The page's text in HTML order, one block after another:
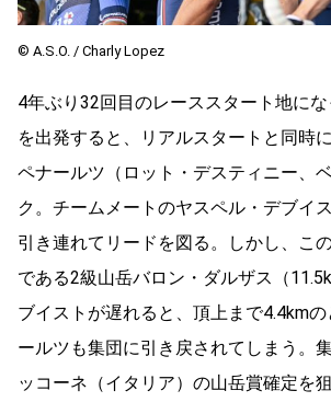
© A.S.O. / Charly Lopez
4年ぶり32回目のレーススタート地に
を出発すると、リアルスタートと同時
ペナールツ（ロット・デスティニー、
ク。チームメートのヤスペル・デブイ
引き連れてリードを図る。しかし、こ
である2級山岳バロン・ダルザス（
ブイストが遅れると、頂上まで4.4km
ールツも集団に引き戻されてしまう。
ッコーネ（イタリア）の山岳賞確定を